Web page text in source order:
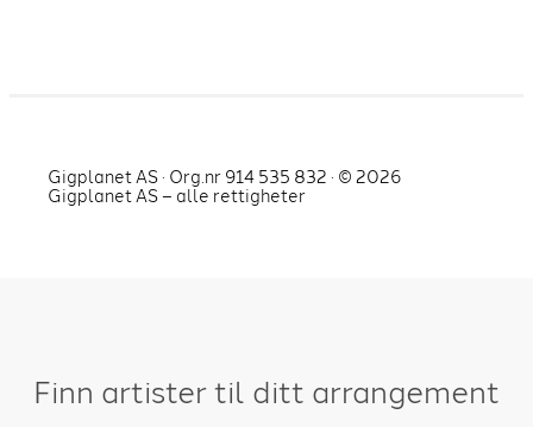
Gigplanet AS · Org.nr 914 535 832 · © 2026
Gigplanet AS – alle rettigheter
Finn artister til ditt arrangement